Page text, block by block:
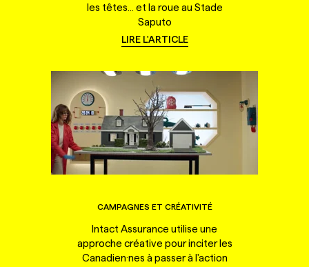
les têtes... et la roue au Stade
Saputo
LIRE L'ARTICLE
CAMPAGNES ET CRÉATIVITÉ
Intact Assurance utilise une
approche créative pour inciter les
Canadien·nes à passer à l'action